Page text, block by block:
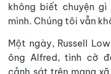
không biết chuyện
mình. Chúng tôi vẫn
Một ngày, Russell
ông Alfred, tình cờ
cảnh sát trên mạng